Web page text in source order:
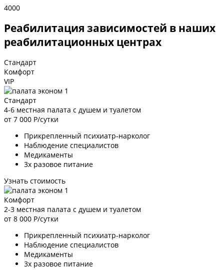
4000
Реабилитация зависимостей в наших
реабилитационных центрах
Стандарт
Комфорт
VIP
Стандарт
4-6 местная палата с душем и туалетом
от 7 000 Р/сутки
Прикрепленный психиатр-нарколог
Наблюдение специалистов
Медикаменты
3х разовое питание
Узнать стоимость
Комфорт
2-3 местная палата с душем и туалетом
от 8 000 Р/сутки
Прикрепленный психиатр-нарколог
Наблюдение специалистов
Медикаменты
3х разовое питание